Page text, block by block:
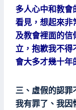
多人心中和教
看見，想起來非
及教會裡面的信
立，抱歉我不
會大多才幾十年
三、虛假的認罪
我有罪了、我因